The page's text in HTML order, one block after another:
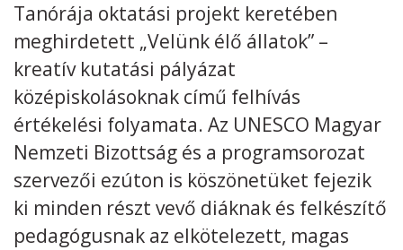
Tanórája oktatási projekt keretében
meghirdetett „Velünk élő állatok” –
kreatív kutatási pályázat
középiskolásoknak című felhívás
értékelési folyamata. Az UNESCO Magyar
Nemzeti Bizottság és a programsorozat
szervezői ezúton is köszönetüket fejezik
ki minden részt vevő diáknak és felkészítő
pedagógusnak az elkötelezett, magas